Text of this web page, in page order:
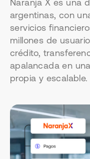
Naranja X es una
argentinas, con
servicios
millones de
crédito,
apalancada en
propia y escalable.